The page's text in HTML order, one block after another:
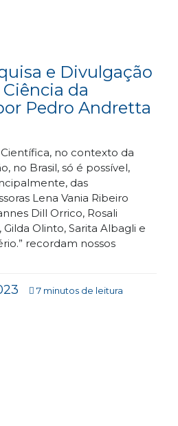
e Divulgação
da
Pedro Andretta
no contexto da
no Brasil, só é possível,
das
Lena Vania Ribeiro
Dill Orrico, Rosali
Olinto, Sarita Albagli e
recordam nossos
7 minutos de leitura